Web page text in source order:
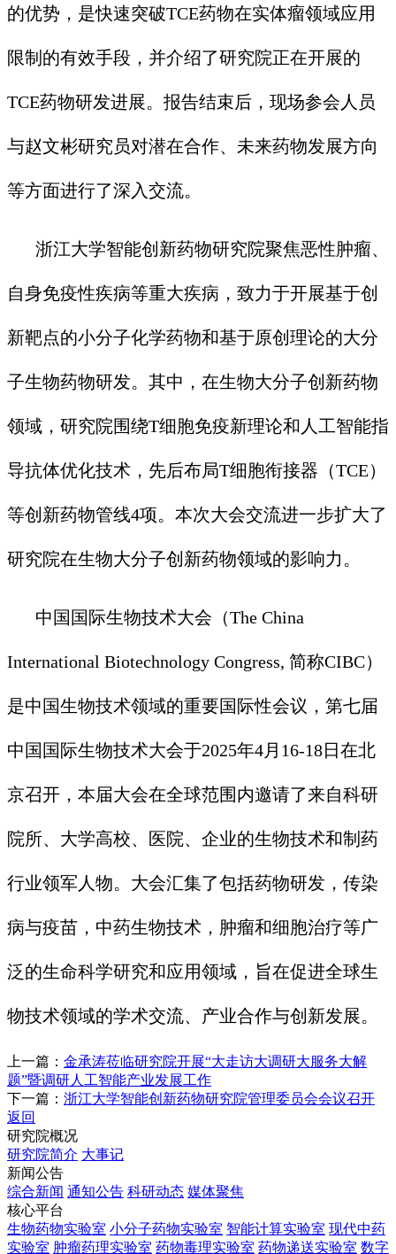
的优势，是快速突破TCE药物在实体瘤领域应用
限制的有效手段，并介绍了研究院正在开展的
TCE药物研发进展。报告结束后，现场参会人员
与赵文彬研究员对潜在合作、未来药物发展方向
等方面进行了深入交流。
浙江大学智能创新药物研究院聚焦恶性肿瘤、
自身免疫性疾病等重大疾病，致力于开展基于创
新靶点的小分子化学药物和基于原创理论的大分
子生物药物研发。其中，在生物大分子创新药物
领域，研究院围绕T细胞免疫新理论和人工智能指
导抗体优化技术，先后布局T细胞衔接器（TCE）
等创新药物管线4项。本次大会交流进一步扩大了
研究院在生物大分子创新药物领域的影响力。
中国国际生物技术大会（The China
International Biotechnology Congress, 简称CIBC）
是中国生物技术领域的重要国际性会议，第七届
中国国际生物技术大会于2025年4月16-18日在北
京召开，本届大会在全球范围内邀请了来自科研
院所、大学高校、医院、企业的生物技术和制药
行业领军人物。大会汇集了包括药物研发，传染
病与疫苗，中药生物技术，肿瘤和细胞治疗等广
泛的生命科学研究和应用领域，旨在促进全球生
物技术领域的学术交流、产业合作与创新发展。
上一篇： 金承涛莅临研究院开展“大走访大调研大服务大解
题”暨调研人工智能产业发展工作
下一篇： 浙江大学智能创新药物研究院管理委员会会议召开
返回
研究院概况
研究院简介 大事记
新闻公告
综合新闻 通知公告 科研动态 媒体聚焦
核心平台
生物药物实验室 小分子药物实验室 智能计算实验室 现代中药
实验室 肿瘤药理实验室 药物毒理实验室 药物递送实验室 数字